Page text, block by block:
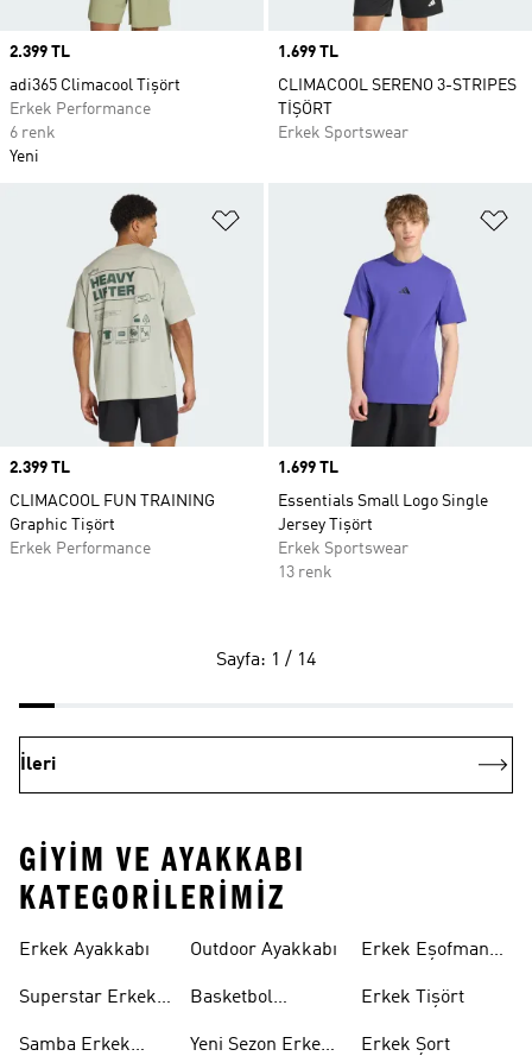
Price
2.399 TL
adi365 Climacool Tişört
Erkek Performance
6 renk
Yeni
Price
1.699 TL
CLIMACOOL SERENO 3-STRIPES
TİŞÖRT
Erkek Sportswear
Favori Listesine Ekle
Price
2.399 TL
CLIMACOOL FUN TRAINING
Graphic Tişört
Erkek Performance
Price
1.699 TL
Essentials Small Logo Single
Jersey Tişört
Erkek Sportswear
13 renk
Sayfa: 1 / 14
İleri
GIYIM VE AYAKKABI
KATEGORILERIMIZ
Erkek Ayakkabı
Superstar Erkek
Samba Erkek
Outdoor Ayakkabı
Basketbol
Yeni Sezon Erkek
Erkek Eşofman
Erkek Tişört
Erkek Şort